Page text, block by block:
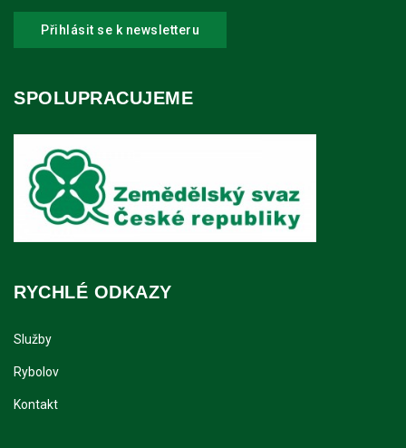
Přihlásit se k newsletteru
SPOLUPRACUJEME
RYCHLÉ ODKAZY
Služby
Rybolov
Kontakt